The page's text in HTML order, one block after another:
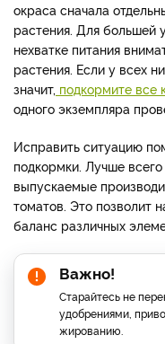
окраса сначала
растения. Для большей
нехватке питания
растения. Если у всех
значит, подкормите все
одного экземпляра
Исправить ситуацию
подкормки. Лучше
выпускаемые
томатов. Это позволит
баланс различных
Важно!
Старайтесь не
удобрениями,
жированию.